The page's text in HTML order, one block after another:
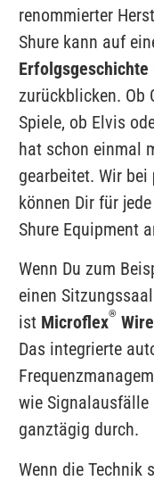
renommierter
Shure kann auf
Erfolgsgeschichte
zurückblicken. Ob
Spiele, ob Elvis
hat schon einmal
gearbeitet. Wir bei
können Dir für
Shure Equipment
Wenn Du zum
einen
ist Microflex®
Das integrierte
wie
ganztägig durch.
Wenn die Technik